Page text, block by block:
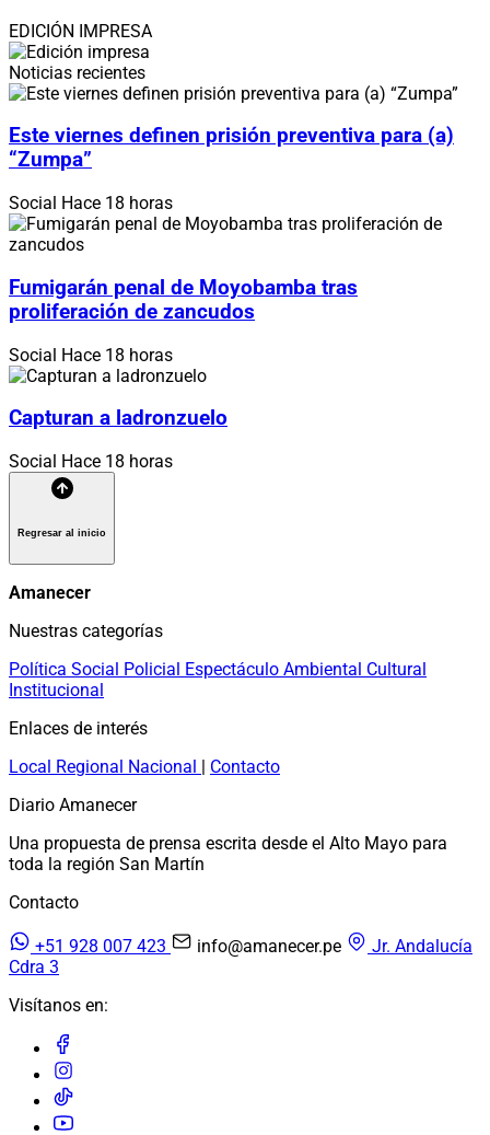
EDICIÓN IMPRESA
Noticias recientes
Este viernes definen prisión preventiva para (a)
“Zumpa”
Social Hace 18 horas
Fumigarán penal de Moyobamba tras
proliferación de zancudos
Social Hace 18 horas
Capturan a ladronzuelo
Social Hace 18 horas
Regresar al inicio
Amanecer
Nuestras categorías
Política Social Policial Espectáculo Ambiental Cultural
Institucional
Enlaces de interés
Local Regional Nacional | Contacto
Diario Amanecer
Una propuesta de prensa escrita desde el Alto Mayo para
toda la región San Martín
Contacto
+51 928 007 423 info@amanecer.pe
Jr. Andalucía
Cdra 3
Visítanos en: